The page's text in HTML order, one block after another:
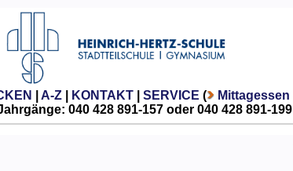
A-Z| KONTAKT| SERVICE ( Mittagessen
040 428 891-157 oder 040 428 891-199